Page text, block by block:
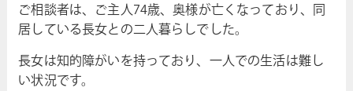
ご相談者は、ご主人74歳、奥様が亡くなっており、同
居している長女との二人暮らしでした。
長女は知的障がいを持っており、一人での生活は難し
い状況です。